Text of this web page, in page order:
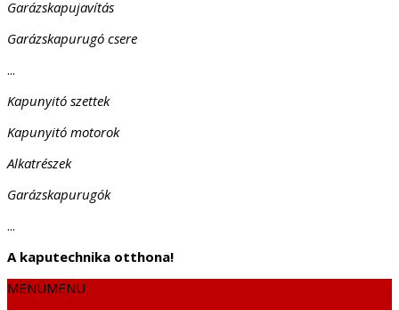
Garázskapujavítás
Garázskapurugó csere
...
Kapunyitó szettek
Kapunyitó motorok
Alkatrészek
Garázskapurugók
...
A kaputechnika otthona!
MENÜMENÜ